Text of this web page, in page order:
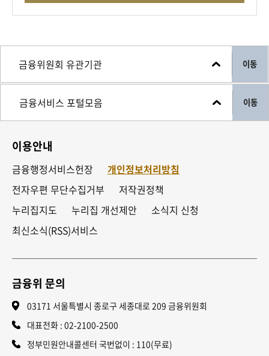
이동
이동
이용안내
금융행정서비스헌장
개인정보처리방침
전자우편 무단수집거부
저작권정책
누리집지도
누리집 개선제안
소식지 신청
최신소식(RSS)서비스
금융위 문의
03171 서울특별시 종로구 세종대로 209 금융위원회
대표전화 : 02-2100-2500
정부민원안내콜센터 국번없이 : 110(무료)